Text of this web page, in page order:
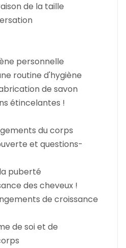
de la taille
personnelle
routine d'hygiène
de savon
étincelantes !
du corps
et questions-
puberté
des cheveux !
de croissance
de soi et de